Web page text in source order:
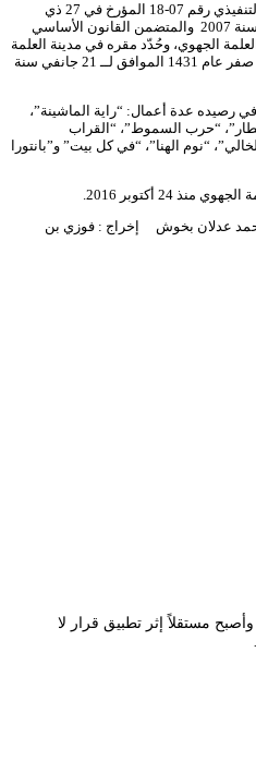
وتطبيقا للمادة الخامسة من المرسوم التنفيذي رقم 07-18 المؤرخ في 27 ذي
الحجة عام 1427 الموافق لـ 16 جانفي سنة 2007 والمتضمن القانون الأساسي
الجهوي، وحُدّد مقره في مدينة العلمة
بمرسوم تنفيذي رقم 10-34 مؤرخ في 5 صفر عام 1431 الموافق لــ 21 جانفي سنة
رصيده عدة أعمال: “راية الماشينة”،
“حرب السموط”، “القراب
“نوم الهنا”، “في كل بيت” و”بانتورا
24 أكتوبر 2016.
محمد عدلان بخوش إخراج : فوزي بن
مستقلاً إثر تطبيق قرار لا